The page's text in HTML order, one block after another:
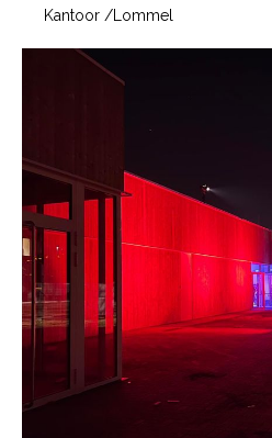
Kantoor / Lommel